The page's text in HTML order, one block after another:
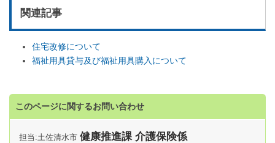
関連記事
住宅改修について
福祉用具貸与及び福祉用具購入について
このページに関するお問い合わせ
担当:土佐清水市 健康推進課 介護保険係